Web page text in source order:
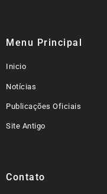
Menu Principal
Inicio
Notícias
Publicações Oficiais
Site Antigo
Contato